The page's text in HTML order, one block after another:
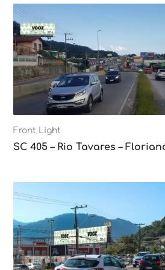
Front Light
SC 405 – Rio Tavares –